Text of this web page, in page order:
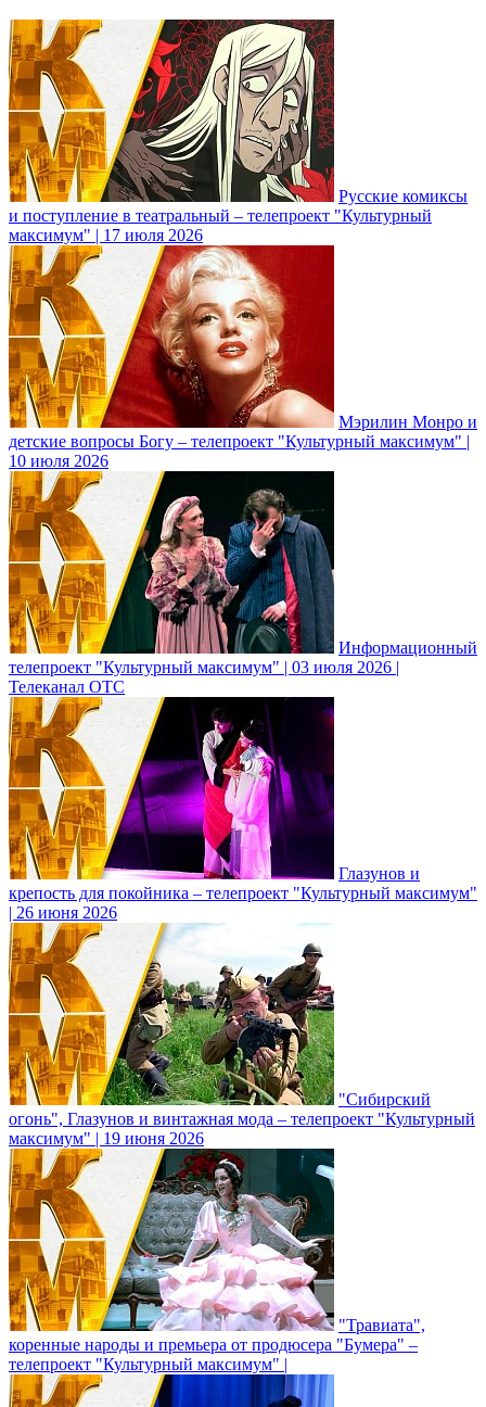
Русские комиксы
и поступление в театральный – телепроект "Культурный
максимум" | 17 июля 2026
Мэрилин Монро и
детские вопросы Богу – телепроект "Культурный максимум" |
10 июля 2026
Информационный
телепроект "Культурный максимум" | 03 июля 2026 |
Телеканал ОТС
Глазунов и
крепость для покойника – телепроект "Культурный максимум"
| 26 июня 2026
"Сибирский
огонь", Глазунов и винтажная мода – телепроект "Культурный
максимум" | 19 июня 2026
"Травиата",
коренные народы и премьера от продюсера "Бумера" –
телепроект "Культурный максимум" |